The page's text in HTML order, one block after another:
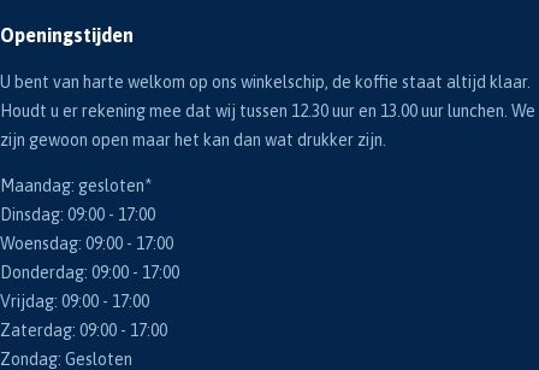
Openingstijden
U bent van harte welkom op ons winkelschip, de koffie staat altijd klaar.
Houdt u er rekening mee dat wij tussen 12.30 uur en 13.00 uur lunchen. We
zijn gewoon open maar het kan dan wat drukker zijn.
Maandag: gesloten*
Dinsdag: 09:00 - 17:00
Woensdag: 09:00 - 17:00
Donderdag: 09:00 - 17:00
Vrijdag: 09:00 - 17:00
Zaterdag: 09:00 - 17:00
Zondag: Gesloten